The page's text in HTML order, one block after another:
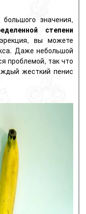
значения,
степени
вы можете
Даже небольшой
проблемой, так что
жесткий пенис